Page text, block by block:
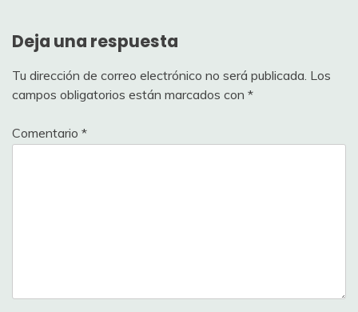
Deja una respuesta
Tu dirección de correo electrónico no será publicada. Los
campos obligatorios están marcados con *
Comentario *